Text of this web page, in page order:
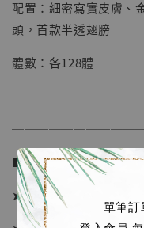
單筆訂
配置：細密寫實皮膚、
頭，首款半透翅膀
體數：各128體
■ 販售資訊：
➤ 大比例價格 7180元 (